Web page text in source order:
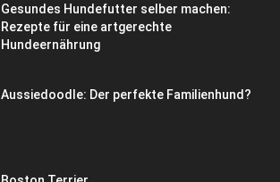
Gesundes Hundefutter selber machen:
Rezepte für eine artgerechte
Hundeernährung
Aussiedoodle: Der perfekte Familienhund?